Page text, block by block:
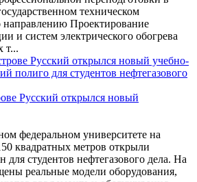
техническом
направлению Проектирование
и систем электрического обогрева
т...
Русский открылся новый
федеральном университете на
квадратных метров открыли
для студентов нефтегазового дела. На
реальные модели оборудования,